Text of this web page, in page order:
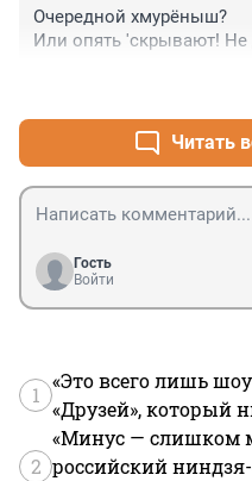
Очередной хмурёныш?
Или опять 'скрывают! Не
Читать
Гость
Войти
1
«Это всего лишь
«Друзей», который
2
«Минус — слишком
российский